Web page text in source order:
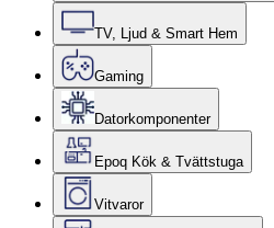
TV, Ljud & Smart Hem
Gaming
Datorkomponenter
Epoq Kök & Tvättstuga
Vitvaror